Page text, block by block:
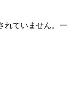
れていません。一